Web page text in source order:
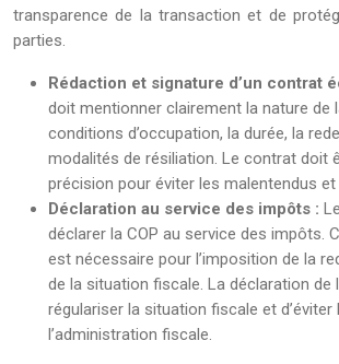
transparence de la transaction et de
parties.
Rédaction et signature d’un contrat
doit mentionner clairement la nature de
conditions d’occupation, la durée, la
modalités de résiliation. Le contrat doit
précision pour éviter les malentendus et
Déclaration au service des impôts :
déclarer la COP au service des impôts.
est nécessaire pour l’imposition de la
de la situation fiscale. La déclaration de
régulariser la situation fiscale et
l’administration fiscale.